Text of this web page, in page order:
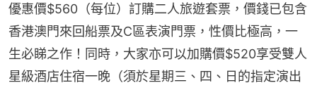
優惠價$560（每位）訂購二人旅遊套票，價錢已包含
香港澳門來回船票及C區表演門票，性價比極高，一
生必睇之作！同時，大家亦可以加購價$520享受雙人
星級酒店住宿一晚（須於星期三、四、日的指定演出